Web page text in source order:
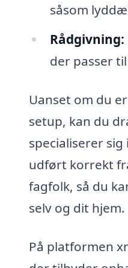
såsom
Rådgivning:
der passer
Uanset om du
setup, kan du
specialiserer
udført korrekt
fagfolk, så du
selv og dit hjem.
På platformen